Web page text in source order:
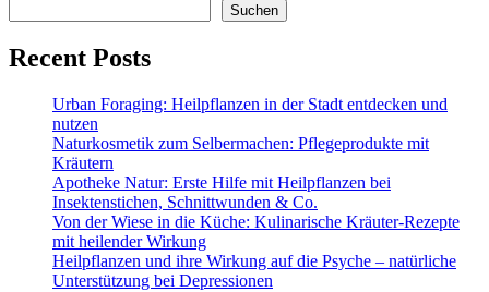
Suchen
Recent Posts
Urban Foraging: Heilpflanzen in der Stadt entdecken und
nutzen
Naturkosmetik zum Selbermachen: Pflegeprodukte mit
Kräutern
Apotheke Natur: Erste Hilfe mit Heilpflanzen bei
Insektenstichen, Schnittwunden & Co.
Von der Wiese in die Küche: Kulinarische Kräuter-Rezepte
mit heilender Wirkung
Heilpflanzen und ihre Wirkung auf die Psyche – natürliche
Unterstützung bei Depressionen